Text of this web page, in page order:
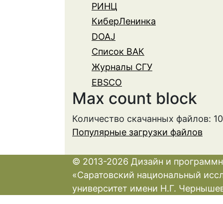
РИНЦ
КиберЛенинка
DOAJ
Список ВАК
Журналы СГУ
EBSCO
Max count block
Количество скачанных файлов:
Популярные загрузки файлов
© 2013-2026 Дизайн и
«Саратовский национальный
университет имени Н.Г.